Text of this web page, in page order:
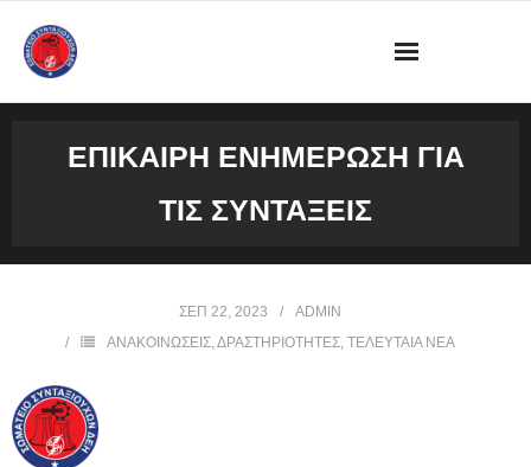
VIDEOS
ΕΠΙΚΑΙΡΗ ΕΝΗΜΕΡΩΣΗ ΓΙΑ
ΤΙΣ ΣΥΝΤΑΞΕΙΣ
ΣΕΠ 22, 2023
ADMIN
ΑΝΑΚΟΙΝΩΣΕΙΣ,ΔΡΑΣΤΗΡΙΟΤΗΤΕΣ, ΤΕΛΕΥΤΑΙΑ ΝΕΑ